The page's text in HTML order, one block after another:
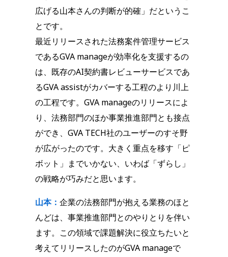
広げる山本さんの判断が的確」だというこ
とです。
最近リリースされた法務案件管理サービス
であるGVA manageが効率化を支援するの
は、既存のAI契約書レビューサービスであ
るGVA assistがカバーする工程のより川上
の工程です。GVA manageのリリースによ
り、法務部門のほか事業推進部門とも接点
ができ、GVA TECH社のユーザーのすそ野
が広がったのです。大きく重点を移す「ピ
ボット」までいかない、いわば「ずらし」
の戦略が巧みだと思います。
山本： 企業の法務部門が抱える業務のほと
んどは、事業推進部門とのやりとりを伴い
ます。この領域で課題解決に役立ちたいと
考えてリリースしたのがGVA manageで